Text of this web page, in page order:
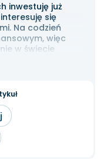
inwestuję już
się
Na codzień
więc
w świecie
przede